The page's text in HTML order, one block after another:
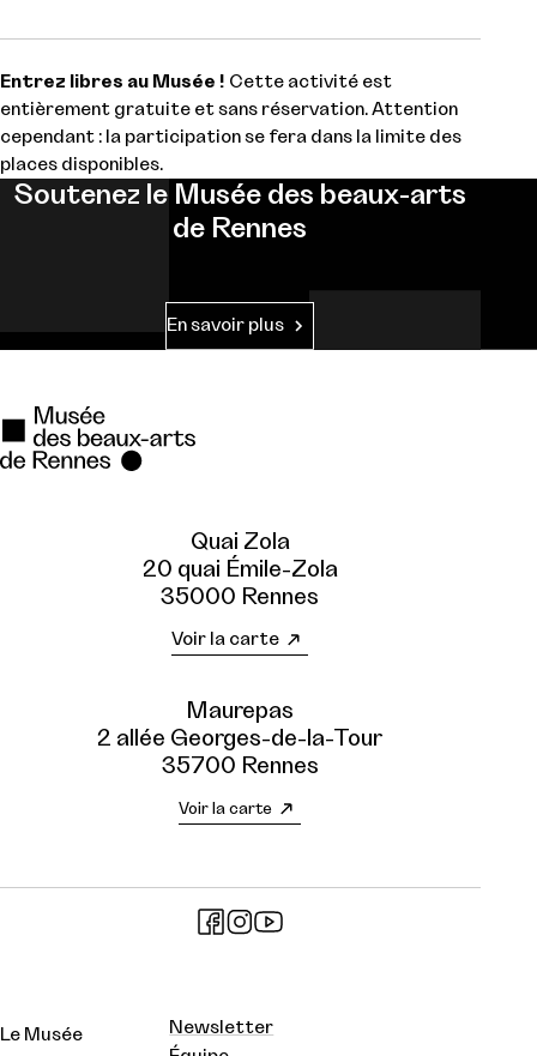
Entrez libres au Musée ! Cette activité est
entièrement gratuite et sans réservation. Attention
cependant : la participation se fera dans la limite des
places disponibles.
Soutenez le Musée des beaux-arts
de Rennes
En savoir plus
Quai Zola
20 quai Émile-Zola
35000 Rennes
Voir la carte
Maurepas
2 allée Georges-de-la-Tour
35700 Rennes
Voir la carte
Le Musée
Newsletter